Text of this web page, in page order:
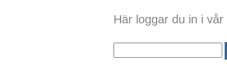
Här loggar du in i vår